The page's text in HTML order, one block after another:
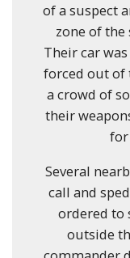
of a suspect
zone of
Their car
forced out of
a crowd of
their
for
Several
call and
ordered to
outside